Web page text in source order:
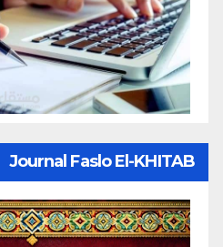
Journal Faslo El-KHITAB